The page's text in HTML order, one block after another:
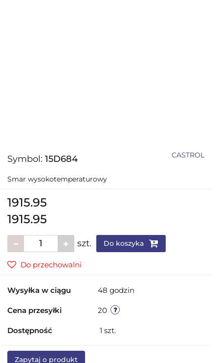
Symbol: 15D684 CASTROL
Smar wysokotemperaturowy
1915.95
1915.95
szt. Do koszyka
Do przechowalni
Wysyłka w ciągu 48 godzin
Cena przesyłki 20
Dostępność 1 szt.
Zapytaj o produkt